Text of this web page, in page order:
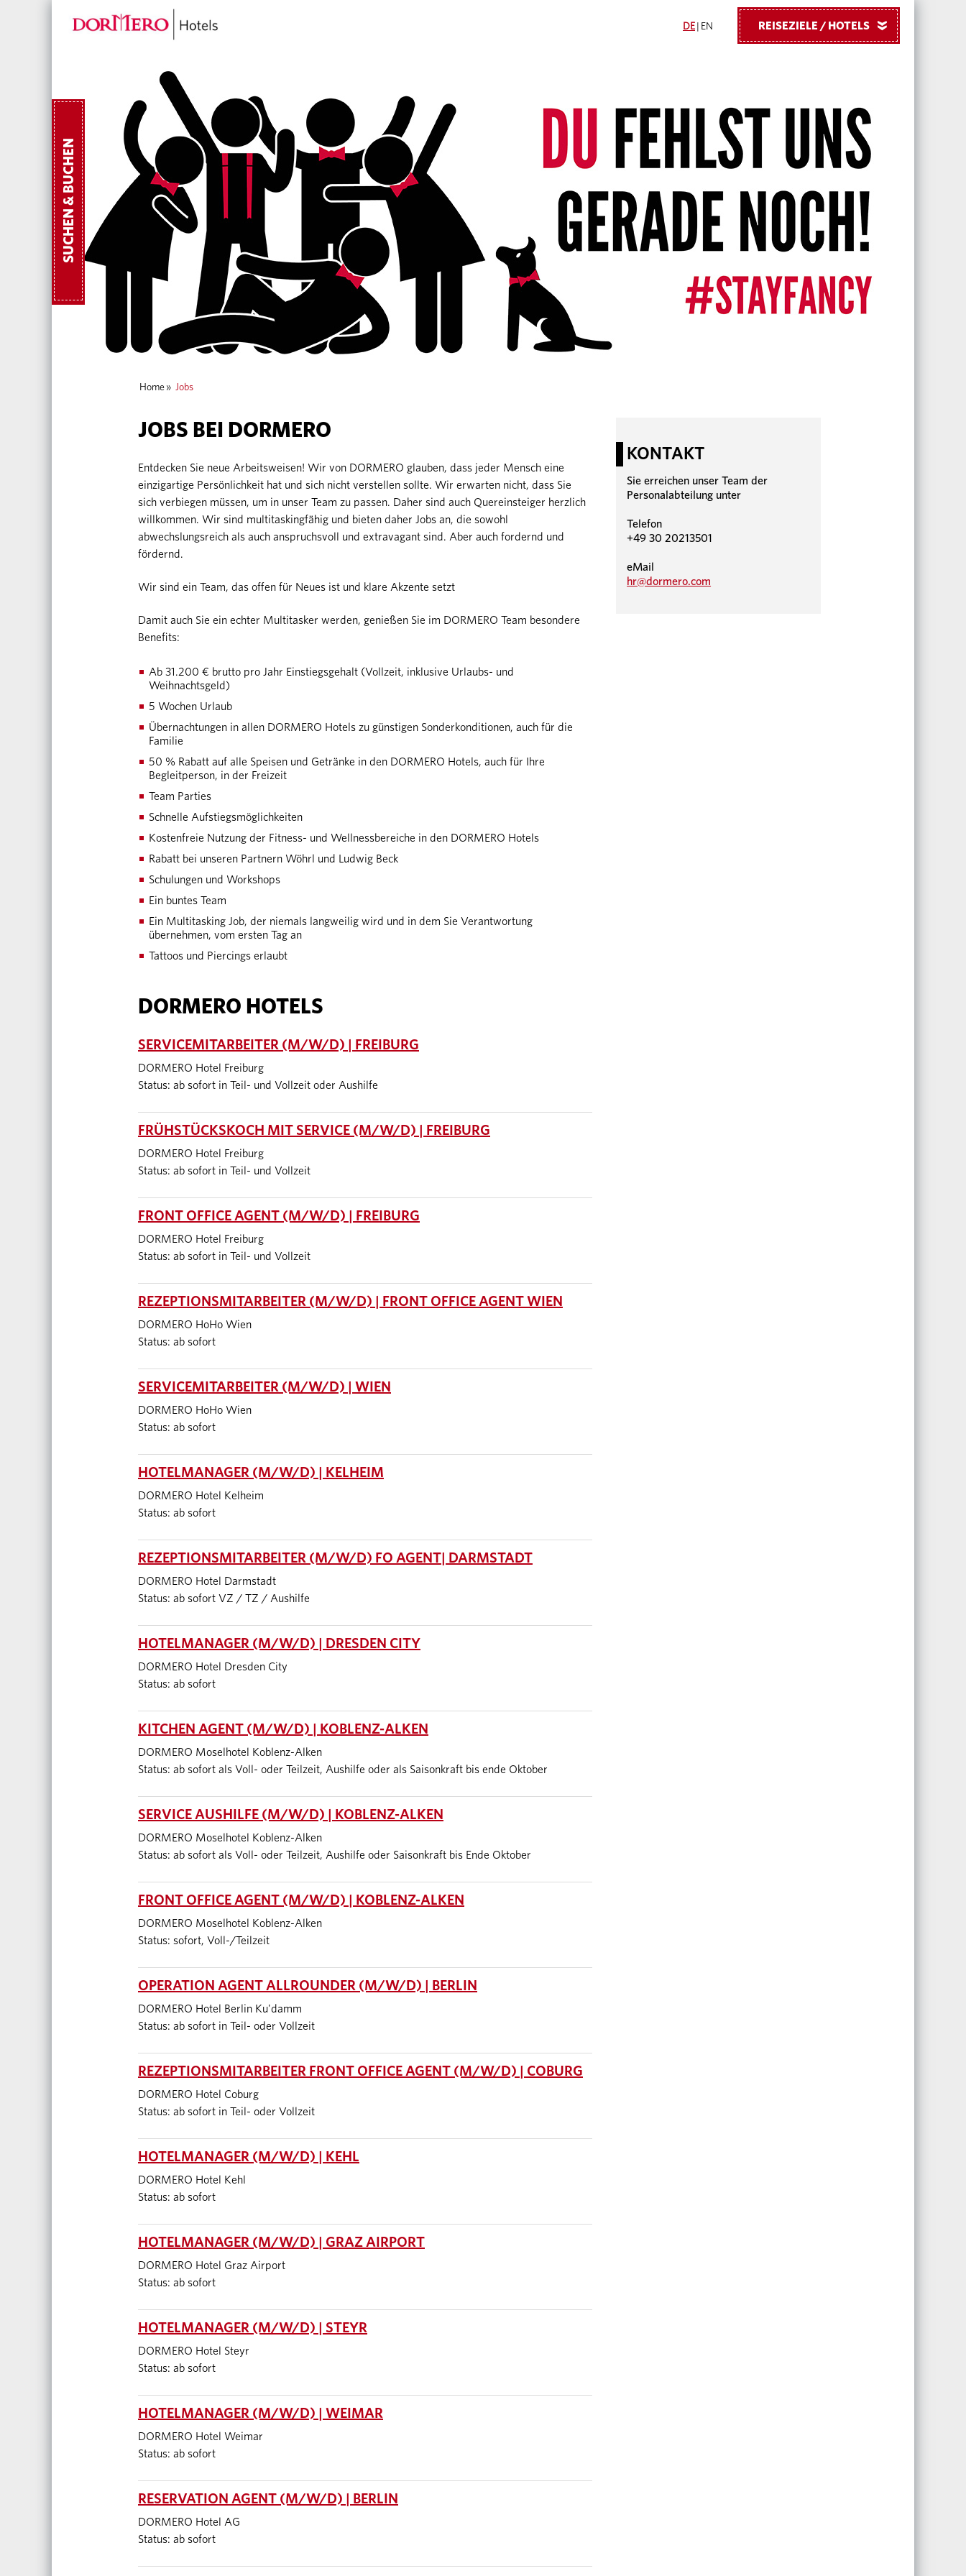
DE EN REISEZIELE / HOTELS »
SUCHEN & BUCHEN
Home » Jobs
JOBS BEI DORMERO
Entdecken Sie neue Arbeitsweisen! Wir von DORMERO glauben, dass jeder Mensch eine
einzigartige Persönlichkeit hat und sich nicht verstellen sollte. Wir erwarten nicht, dass Sie
sich verbiegen müssen, um in unser Team zu passen. Daher sind auch Quereinsteiger herzlich
willkommen. Wir sind multitaskingfähig und bieten daher Jobs an, die sowohl
abwechslungsreich als auch anspruchsvoll und extravagant sind. Aber auch fordernd und
fördernd.
Wir sind ein Team, das offen für Neues ist und klare Akzente setzt
Damit auch Sie ein echter Multitasker werden, genießen Sie im DORMERO Team besondere
Benefits:
Ab 31.200 € brutto pro Jahr Einstiegsgehalt (Vollzeit, inklusive Urlaubs- und
Weihnachtsgeld)
5 Wochen Urlaub
Übernachtungen in allen DORMERO Hotels zu günstigen Sonderkonditionen, auch für die
Familie
50 % Rabatt auf alle Speisen und Getränke in den DORMERO Hotels, auch für Ihre
Begleitperson, in der Freizeit
Team Parties
Schnelle Aufstiegsmöglichkeiten
Kostenfreie Nutzung der Fitness- und Wellnessbereiche in den DORMERO Hotels
Rabatt bei unseren Partnern Wöhrl und Ludwig Beck
Schulungen und Workshops
Ein buntes Team
Ein Multitasking Job, der niemals langweilig wird und in dem Sie Verantwortung
übernehmen, vom ersten Tag an
Tattoos und Piercings erlaubt
DORMERO HOTELS
SERVICEMITARBEITER (M/W/D) | FREIBURG
DORMERO Hotel Freiburg
Status: ab sofort in Teil- und Vollzeit oder Aushilfe
FRÜHSTÜCKSKOCH MIT SERVICE (M/W/D) | FREIBURG
DORMERO Hotel Freiburg
Status: ab sofort in Teil- und Vollzeit
FRONT OFFICE AGENT (M/W/D) | FREIBURG
DORMERO Hotel Freiburg
Status: ab sofort in Teil- und Vollzeit
REZEPTIONSMITARBEITER (M/W/D) | FRONT OFFICE AGENT WIEN
DORMERO HoHo Wien
Status: ab sofort
SERVICEMITARBEITER (M/W/D) | WIEN
DORMERO HoHo Wien
Status: ab sofort
HOTELMANAGER (M/W/D) | KELHEIM
DORMERO Hotel Kelheim
Status: ab sofort
REZEPTIONSMITARBEITER (M/W/D) FO AGENT| DARMSTADT
DORMERO Hotel Darmstadt
Status: ab sofort VZ / TZ / Aushilfe
HOTELMANAGER (M/W/D) | DRESDEN CITY
DORMERO Hotel Dresden City
Status: ab sofort
KITCHEN AGENT (M/W/D) | KOBLENZ-ALKEN
DORMERO Moselhotel Koblenz-Alken
Status: ab sofort als Voll- oder Teilzeit, Aushilfe oder als Saisonkraft bis ende Oktober
SERVICE AUSHILFE (M/W/D) | KOBLENZ-ALKEN
DORMERO Moselhotel Koblenz-Alken
Status: ab sofort als Voll- oder Teilzeit, Aushilfe oder Saisonkraft bis Ende Oktober
FRONT OFFICE AGENT (M/W/D) | KOBLENZ-ALKEN
DORMERO Moselhotel Koblenz-Alken
Status: sofort, Voll-/Teilzeit
OPERATION AGENT ALLROUNDER (M/W/D) | BERLIN
DORMERO Hotel Berlin Ku'damm
Status: ab sofort in Teil- oder Vollzeit
REZEPTIONSMITARBEITER FRONT OFFICE AGENT (M/W/D) | COBURG
DORMERO Hotel Coburg
Status: ab sofort in Teil- oder Vollzeit
HOTELMANAGER (M/W/D) | KEHL
DORMERO Hotel Kehl
Status: ab sofort
HOTELMANAGER (M/W/D) | GRAZ AIRPORT
DORMERO Hotel Graz Airport
Status: ab sofort
HOTELMANAGER (M/W/D) | STEYR
DORMERO Hotel Steyr
Status: ab sofort
HOTELMANAGER (M/W/D) | WEIMAR
DORMERO Hotel Weimar
Status: ab sofort
RESERVATION AGENT (M/W/D) | BERLIN
DORMERO Hotel AG
Status: ab sofort
KONTAKT
Sie erreichen unser Team der
Personalabteilung unter
Telefon
+49 30 20213501
eMail
hr@dormero.com